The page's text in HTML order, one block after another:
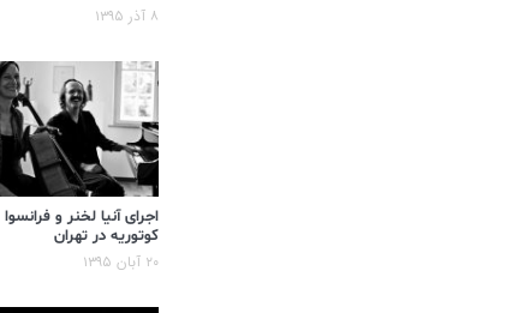
۸ آذر ۱۳۹۵
اجرای آنیا لخنر و فرانسوا
کوتوریه در تهران
۲۰ آبان ۱۳۹۵